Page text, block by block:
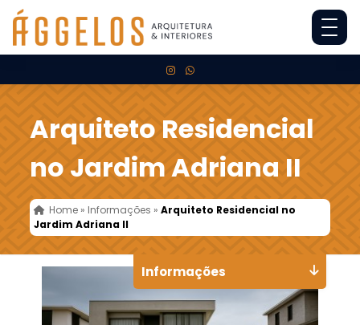
Arquiteto Residencial
no Jardim Adriana II
Home » Informações »Arquiteto Residencial no
Jardim Adriana II
Informações